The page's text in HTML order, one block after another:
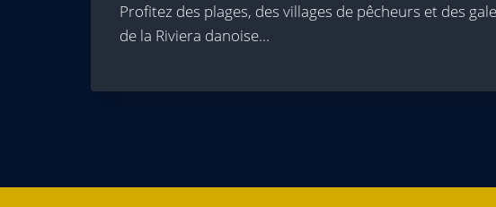
Profitez des plages, des villages de pêcheurs et des
de la Riviera danoise…